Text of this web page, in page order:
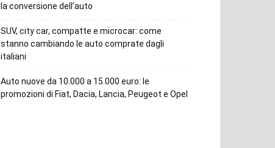
la conversione dell’auto
SUV, city car, compatte e microcar: come
stanno cambiando le auto comprate dagli
italiani
Auto nuove da 10.000 a 15.000 euro: le
promozioni di Fiat, Dacia, Lancia, Peugeot e Opel